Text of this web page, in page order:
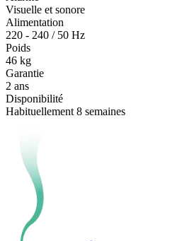
Visuelle et sonore
Alimentation
220 - 240 / 50 Hz
Poids
46 kg
Garantie
2 ans
Disponibilité
Habituellement 8 semaines